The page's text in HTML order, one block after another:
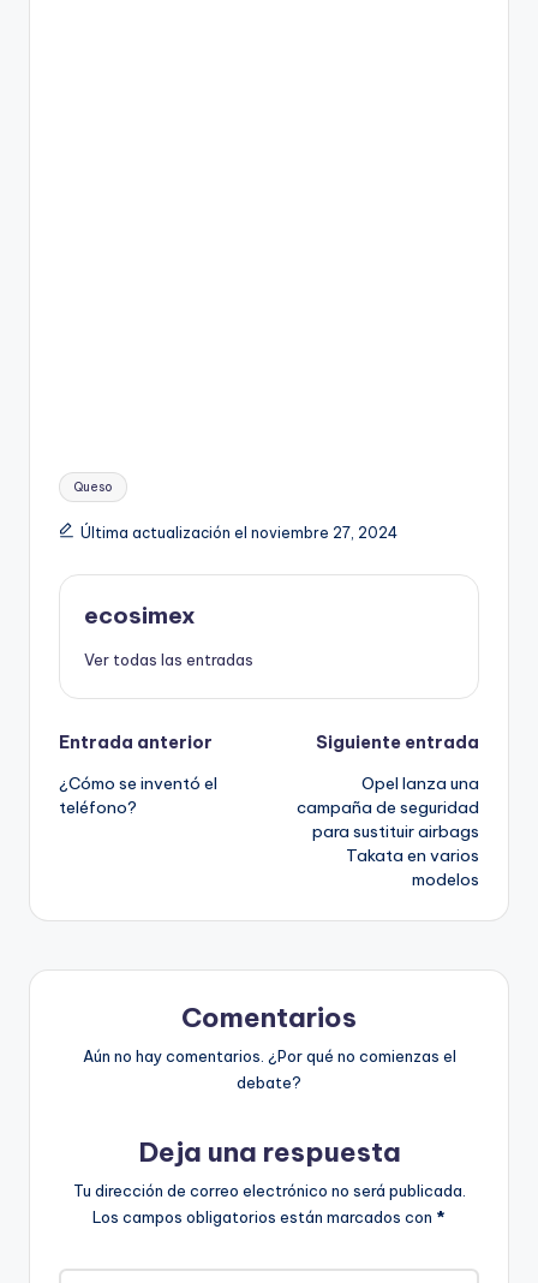
Etiquetas:
Queso
Última actualización el noviembre 27, 2024
ecosimex
Ver todas las entradas
Navegación
de
Entrada anterior
¿Cómo se inventó el
teléfono?
Siguiente entrada
Opel lanza una
campaña de seguridad
para sustituir airbags
Takata en varios
modelos
Comentarios
Aún no hay comentarios. ¿Por qué no comienzas el
debate?
Deja una respuesta
Tu dirección de correo electrónico no será publicada.
Los campos obligatorios están marcados con *